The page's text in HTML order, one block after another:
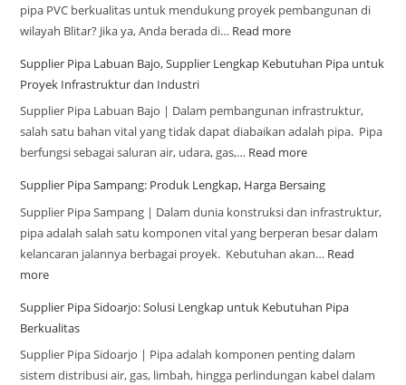
pipa PVC berkualitas untuk mendukung proyek pembangunan di
wilayah Blitar? Jika ya, Anda berada di… Read more
Supplier Pipa Labuan Bajo, Supplier Lengkap Kebutuhan Pipa untuk
Proyek Infrastruktur dan Industri
Supplier Pipa Labuan Bajo | Dalam pembangunan infrastruktur,
salah satu bahan vital yang tidak dapat diabaikan adalah pipa. Pipa
berfungsi sebagai saluran air, udara, gas,… Read more
Supplier Pipa Sampang: Produk Lengkap, Harga Bersaing
Supplier Pipa Sampang | Dalam dunia konstruksi dan infrastruktur,
pipa adalah salah satu komponen vital yang berperan besar dalam
kelancaran jalannya berbagai proyek. Kebutuhan akan… Read
more
Supplier Pipa Sidoarjo: Solusi Lengkap untuk Kebutuhan Pipa
Berkualitas
Supplier Pipa Sidoarjo | Pipa adalah komponen penting dalam
sistem distribusi air, gas, limbah, hingga perlindungan kabel dalam